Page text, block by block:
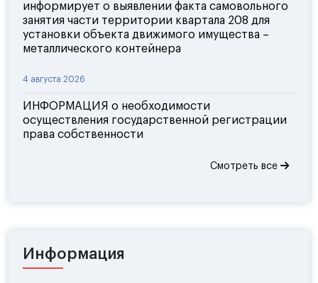
информирует о выявлении факта самовольного
занятия части территории квартала 208 для
установки объекта движимого имущества –
металлического контейнера
4 августа 2026
ИНФОРМАЦИЯ о необходимости
осуществления государственной регистрации
права собственности
Смотреть все
Информация